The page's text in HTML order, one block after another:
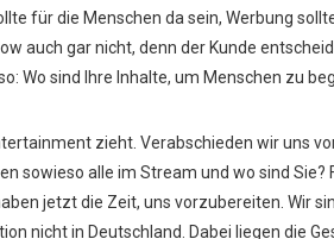
für die Menschen da sein, Werbung
auch gar nicht, denn der Kunde
Wo sind Ihre Inhalte, um Menschen zu
zieht. Verabschieden wir uns
sowieso alle im Stream und wo sind Sie?
jetzt die Zeit, uns vorzubereiten. Wir
nicht in Deutschland. Dabei liegen die